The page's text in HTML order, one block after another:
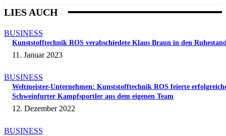
LIES AUCH
BUSINESS
Kunststofftechnik ROS verabschiedete Klaus Braun in den
11. Januar 2023
BUSINESS
Weltmeister-Unternehmen: Kunststofftechnik ROS feierte
Schweinfurter Kampfsportler aus dem eigenen Team
12. Dezember 2022
BUSINESS